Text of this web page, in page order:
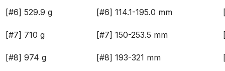
[#6] 529.9 g [#6] 114.1-195.0 mm
[#7] 710 g [#7] 150-253.5 mm
[#8] 974 g [#8] 193-321 mm